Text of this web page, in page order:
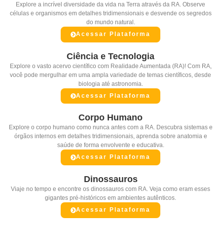
Explore a incrível diversidade da vida na Terra através da RA. Observe
células e organismos em detalhes tridimensionais e desvende os segredos
do mundo natural.
Acessar Plataforma
Ciência e Tecnologia
Explore o vasto acervo científico com Realidade Aumentada (RA)! Com RA,
você pode mergulhar em uma ampla variedade de temas científicos, desde
biologia até astronomia.
Acessar Plataforma
Corpo Humano
Explore o corpo humano como nunca antes com a RA. Descubra sistemas e
órgãos internos em detalhes tridimensionais, aprenda sobre anatomia e
saúde de forma envolvente e educativa.
Acessar Plataforma
Dinossauros
Viaje no tempo e encontre os dinossauros com RA. Veja como eram esses
gigantes pré-históricos em ambientes autênticos.
Acessar Plataforma